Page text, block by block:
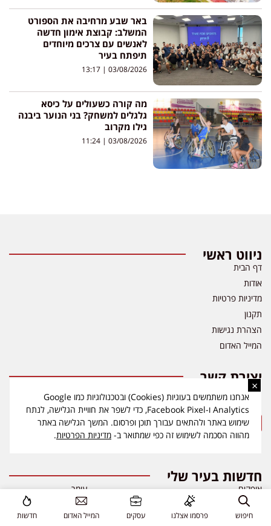
באר שבע מרחיבה את הספורט
המשלב: קבוצת אימון חדשה
לאנשים עם צרכים מיוחדים
תיפתח בעיר
03/08/2026
מה קורה כשעולים על כיסא
גלגלים למשחק? בני הנוער ביבנה
גילו מקרוב
03/08/2026
ניווט ראשי
דף הבית
אודות
מדיניות פרטיות
תקנון
הצהרת נגישות
המייל האדום
יצירת קשר
054-9759222
חדשות בעיר שלי
אופקים
אור יהודה
יהוד מונוסון
עומר
ערד
חיפוש פרסמו אצלנו עסקים המייל האדום חדשות
×
אנחנו משתמשים בעוגיות (Cookies) ובטכנולוגיות כמו Google
Analytics ו-Facebook Pixel, כדי לשפר את חוויית הגלישה, לנתח
שימוש באתר ולהתאים עבורך תוכן ופרסום. המשך הגלישה באתר
מהווה הסכמה לשימוש זה כפי שמתואר ב- מדיניות הפרטיות.